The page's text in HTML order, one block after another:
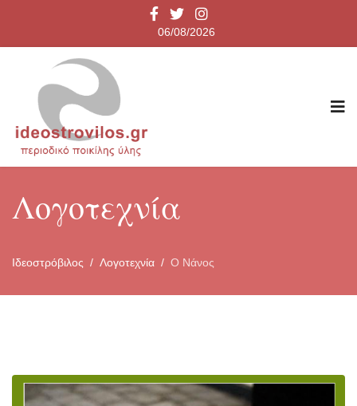
06/08/2026
Λογοτεχνία
Ιδεοστρόβιλος Λογοτεχνία Ο Νάνος